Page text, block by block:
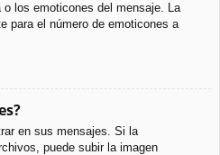
o los emoticones del mensaje. La
para el número de emoticones a
en sus mensajes. Si la
puede subir la imagen